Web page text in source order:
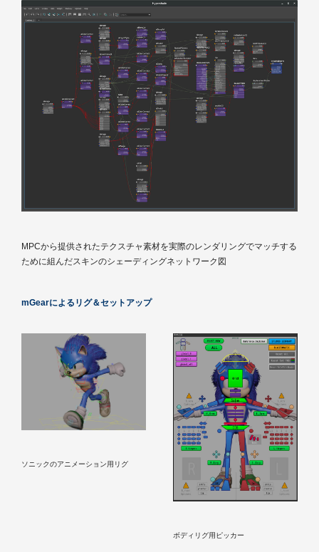
MPCから提供されたテクスチャ素材を実際のレンダリングでマッチする
ために組んだスキンのシェーディングネットワーク図
mGearによるリグ＆セットアップ
ソニックのアニメーション用リグ
ボディリグ用ピッカー